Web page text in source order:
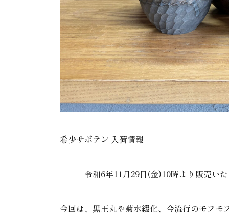
希少サボテン 入荷情報
－－－令和6年11月29日(金)10時より販売い
今回は、黒王丸や菊水綴化、今流行のモフモ